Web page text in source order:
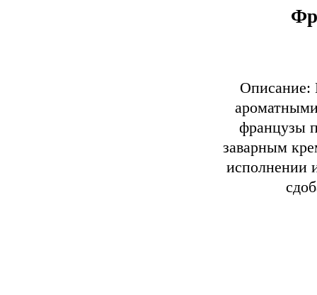
Описание:
французы
заварным
исполнении